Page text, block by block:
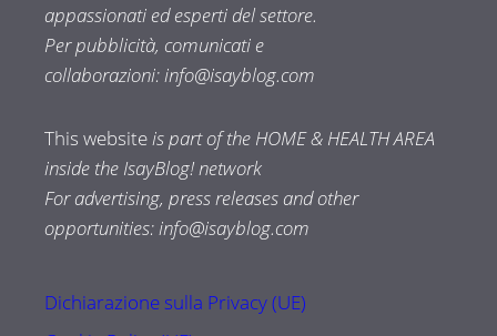
appassionati ed esperti del settore.
Per pubblicità, comunicati e
collaborazioni:info@isayblog.com
This websiteis part of the HOME & HEALTH AREA
inside the IsayBlog! network
For advertising, press releases and other
opportunities:info@isayblog.com
Dichiarazione sulla Privacy (UE)